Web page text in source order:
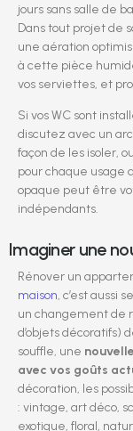
jours sans salle de
Dans tout projet de
une aération
à cette pièce
vos serviettes, et
Si vos WC sont
discutez avec un
façon de les isoler,
pour chaque usage
opaque peut être
indépendants.
Imaginer une
Rénover un
maison, c’est aussi
un changement de
d’objets décoratifs)
souffle, une
avec vos goûts
décoration, les
: vintage, art déco,
exotique, floral,